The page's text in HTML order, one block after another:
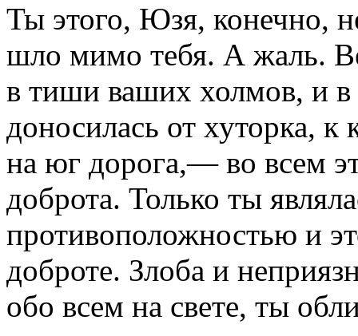
Ты этого, Юзя, конечно,
шло мимо тебя. А жаль.
в тиши ваших холмов, и в
доносилась от хуторка, к
на юг дорога,— во всем
доброта. Только ты
противоположностью и
доброте. Злоба и
обо всем на свете, ты